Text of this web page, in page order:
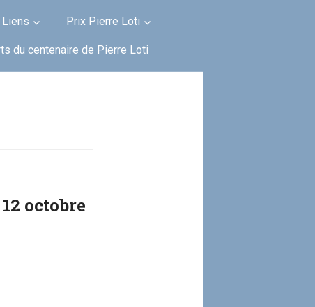
Liens Prix Pierre Loti
du centenaire de Pierre Loti
octobre